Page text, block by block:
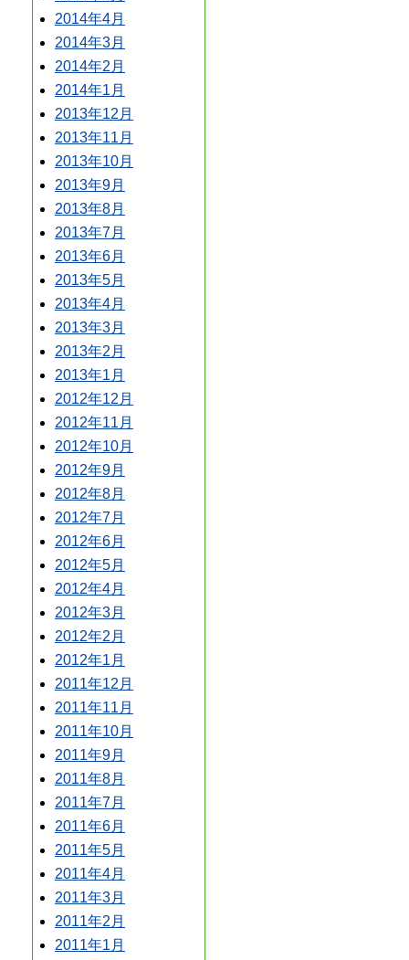
2014年4月
2014年3月
2014年2月
2014年1月
2013年12月
2013年11月
2013年10月
2013年9月
2013年8月
2013年7月
2013年6月
2013年5月
2013年4月
2013年3月
2013年2月
2013年1月
2012年12月
2012年11月
2012年10月
2012年9月
2012年8月
2012年7月
2012年6月
2012年5月
2012年4月
2012年3月
2012年2月
2012年1月
2011年12月
2011年11月
2011年10月
2011年9月
2011年8月
2011年7月
2011年6月
2011年5月
2011年4月
2011年3月
2011年2月
2011年1月